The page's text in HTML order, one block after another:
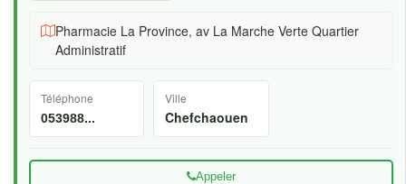
Pharmacie La Province, av La Marche Verte Quartier
Administratif
Téléphone
053988...
Ville
Chefchaouen
Appeler